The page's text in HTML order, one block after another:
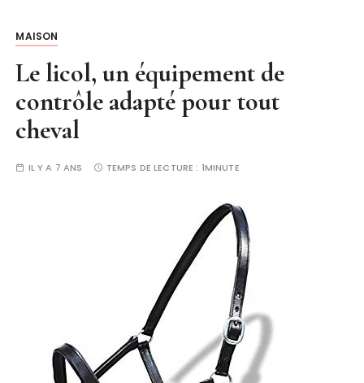
MAISON
Le licol, un équipement de
contrôle adapté pour tout
cheval
IL Y A 7 ANS TEMPS DE LECTURE : 1MINUTE